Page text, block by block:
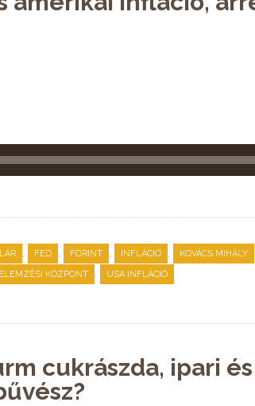
, FED , FORINT , INFLÁCIÓ , KOVÁCS MIHÁLY
KÖZPONT , USA INFLÁCIÓ
cukrászda, ipari